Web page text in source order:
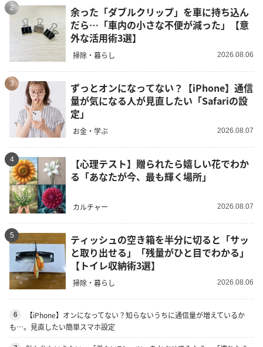
2
余った「ダブルクリップ」を車に持ち込ん
だら…「車内の小さな不便が減った」【意
外な活用術3選】
掃除・暮らし 2026.08.06
3
ずっとオンになってない？【iPhone】通信
量が気になる人が見直したい「Safariの設
定」
お金・学ぶ 2026.08.07
4
【心理テスト】贈られたら嬉しい花でわか
る「あなたが今、最も輝く場所」
カルチャー 2026.08.07
5
ティッシュの空き箱を半分に切ると「サッ
と取り出せる」「残量がひと目でわかる」
【トイレ収納術3選】
掃除・暮らし 2026.08.06
6
【iPhone】オンになってない？知らないうちに通信量が増えているか
も…。見直したい簡単スマホ設定